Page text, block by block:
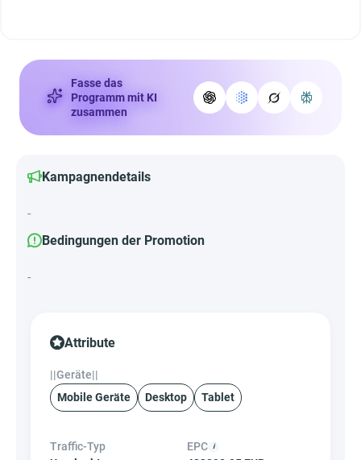
Fasse das
Programm mit KI
zusammen
Kampagnendetails
-
Bedingungen der Promotion
-
Attribute
||Geräte||
Mobile Geräte
Desktop Tablet
Traffic-Typ
EPC